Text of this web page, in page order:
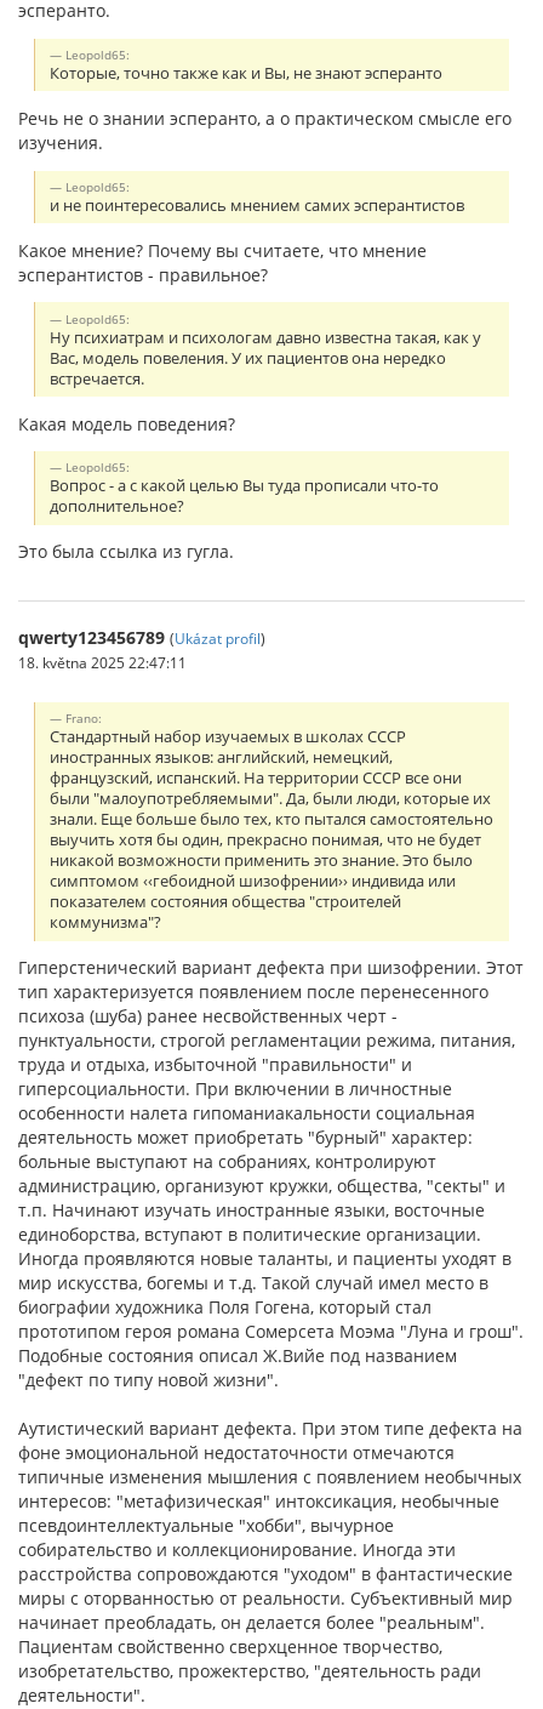
эсперанто.
Leopold65:
Которые, точно также как и Вы, не знают эсперанто
Речь не о знании эсперанто, а о практическом смысле его
изучения.
Leopold65:
и не поинтересовались мнением самих эсперантистов
Какое мнение? Почему вы считаете, что мнение
эсперантистов - правильное?
Leopold65:
Ну психиатрам и психологам давно известна такая, как у
Вас, модель повеления. У их пациентов она нередко
встречается.
Какая модель поведения?
Leopold65:
Вопрос - а с какой целью Вы туда прописали что-то
дополнительное?
Это была ссылка из гугла.
qwerty123456789 (Ukázat profil)
18. května 2025 22:47:11
Frano:
Стандартный набор изучаемых в школах СССР
иностранных языков: английский, немецкий,
французский, испанский. На территории СССР все они
были "малоупотребляемыми". Да, были люди, которые их
знали. Еще больше было тех, кто пытался самостоятельно
выучить хотя бы один, прекрасно понимая, что не будет
никакой возможности применить это знание. Это было
симптомом ‹‹гебоидной шизофрении›› индивида или
показателем состояния общества "строителей
коммунизма"?
Гиперстенический вариант дефекта при шизофрении. Этот
тип харак­теризуется появлением после перенесенного
психоза (шуба) ранее несвойственных черт -
пунктуальности, строгой регла­ментации режима, питания,
труда и отдыха, избыточной "пра­вильности" и
гиперсоциальности. При включении в лич­ностные
особенности налета гипоманиакальности социальная
деятельность может приобретать "бурный" характер:
больные выступают на собраниях, контролируют
администрацию, организуют кружки, общества, "секты" и
т.п. Начинают изучать иностранные языки, восточные
единоборства, вступа­ют в политические организации.
Иногда проявляются новые таланты, и пациенты уходят в
мир искусства, богемы и т.д. Такой случай имел место в
биографии художника Поля Гогена, который стал
прототипом героя романа Сомерсета Моэма "Луна и грош".
Подобные состояния описал Ж.Вийе под названием
"дефект по типу новой жизни".
Аутистический вариант дефекта. При этом типе дефекта на
фоне эмоциональной недостаточности отмечаются
типичные изменения мышления с появлением необычных
интересов: "метафизическая" интоксикация, необычные
псев­доинтеллектуальные "хобби", вычурное
собирательство и коллекционирование. Иногда эти
расстройства сопровожда­ются "уходом" в фантастические
миры с оторванностью от реальности. Субъективный мир
начинает преобладать, он делается более "реальным".
Пациентам свойственно сверх­ценное творчество,
изобретательство, прожектерство, "дея­тельность ради
деятельности".